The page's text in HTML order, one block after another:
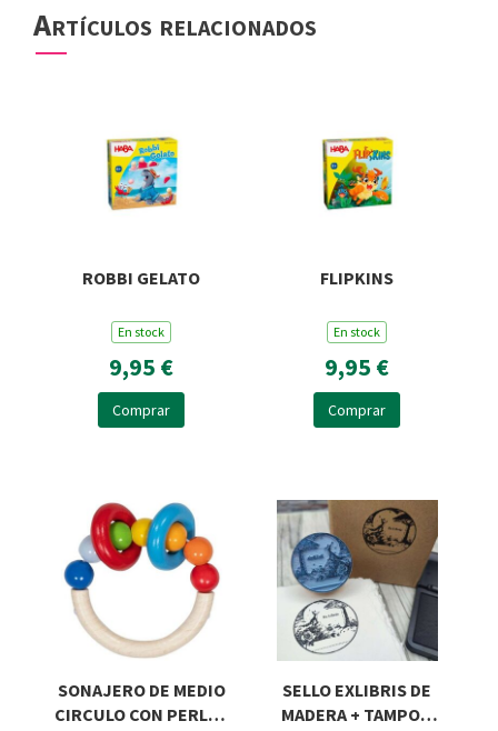
Artículos relacionados
ROBBI GELATO
En stock
9,95 €
Comprar
FLIPKINS
En stock
9,95 €
Comprar
SONAJERO DE MEDIO
CIRCULO CON PERLAS
SELLO EXLIBRIS DE
MADERA + TAMPON